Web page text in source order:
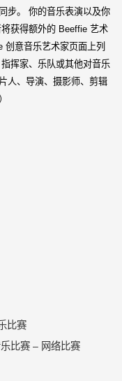
步。 你的音乐表演以及你
获得额外的 Beeffie 艺术
创意音乐艺术家页面上列
挥家、乐队或其他对音乐
人、导演、摄影师、剪辑
比赛
比赛 – 网络比赛